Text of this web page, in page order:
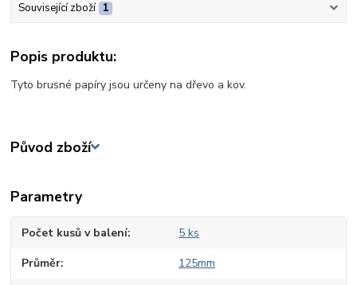
Související zboží 1
Popis produktu:
Tyto brusné papíry jsou určeny na dřevo a kov.
Původ zboží
Parametry
Počet kusů v balení 5 ks
Průměr 125mm